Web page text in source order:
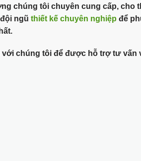
chúng tôi chuyên cung cấp, cho
ngũ thiết kế chuyên nghiệp để
với chúng tôi để được hỗ trợ tư vấn